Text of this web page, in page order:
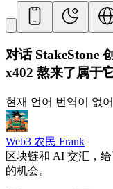
对话 StakeStone
x402 熬来了属于
현재 언어 번역이 없
Web3 农民 Frank
区块链和 AI 交汇，给
的机会。